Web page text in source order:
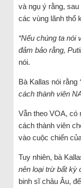
và ngụ ý rằng,
các vùng lãnh thổ
“Nếu chúng ta nói
đảm bảo rằng,
nói.
Bà Kallas nói rằng
cách thành viên
Vẫn theo VOA, có
cách thành viên
vào cuộc chiến
Tuy nhiên, bà
nên loại trừ bất kỳ
binh sĩ châu Âu,